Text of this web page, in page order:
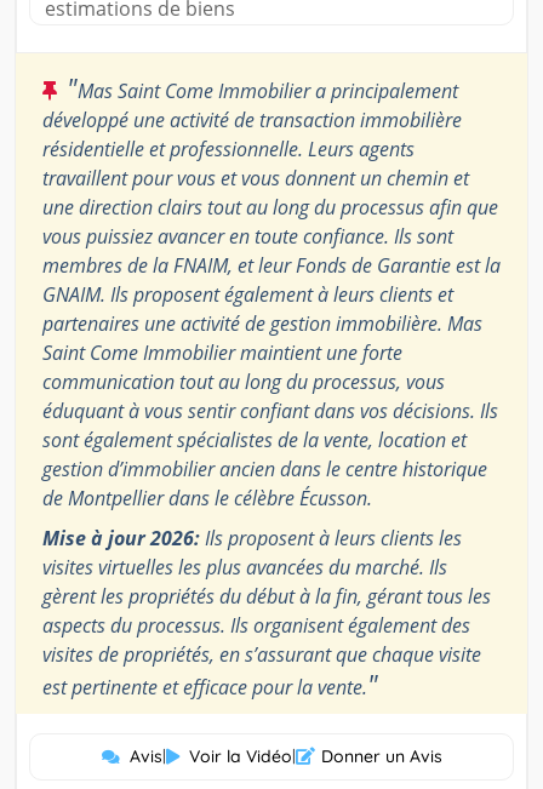
estimations de biens
"Mas Saint Come Immobilier a principalement
développé une activité de transaction immobilière
résidentielle et professionnelle. Leurs agents
travaillent pour vous et vous donnent un chemin et
une direction clairs tout au long du processus afin que
vous puissiez avancer en toute confiance. Ils sont
membres de la FNAIM, et leur Fonds de Garantie est la
GNAIM. Ils proposent également à leurs clients et
partenaires une activité de gestion immobilière. Mas
Saint Come Immobilier maintient une forte
communication tout au long du processus, vous
éduquant à vous sentir confiant dans vos décisions. Ils
sont également spécialistes de la vente, location et
gestion d’immobilier ancien dans le centre historique
de Montpellier dans le célèbre Écusson.
Mise à jour 2026:Ils proposent à leurs clients les
visites virtuelles les plus avancées du marché. Ils
gèrent les propriétés du début à la fin, gérant tous les
aspects du processus. Ils organisent également des
visites de propriétés, en s’assurant que chaque visite
est pertinente et efficace pour la vente."
Avis| Voir la Vidéo| Donner un Avis